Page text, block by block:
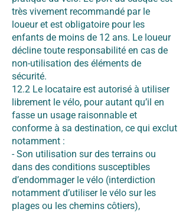
très vivement recommandé par le
loueur et est obligatoire pour les
enfants de moins de 12 ans. Le loueur
décline toute responsabilité en cas de
non-utilisation des éléments de
sécurité.
12.2 Le locataire est autorisé à utiliser
librement le vélo, pour autant qu’il en
fasse un usage raisonnable et
conforme à sa destination, ce qui exclut
notamment :
- Son utilisation sur des terrains ou
dans des conditions susceptibles
d’endommager le vélo (interdiction
notamment d’utiliser le vélo sur les
plages ou les chemins côtiers),